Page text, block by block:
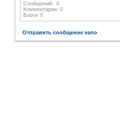
Сообщений:: 0
Комментарии: 0
Блоги: 0
Отправить сообщение vano